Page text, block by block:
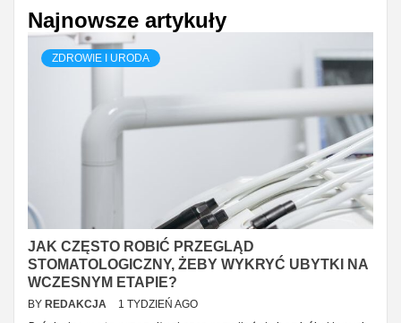
Najnowsze artykuły
ZDROWIE I URODA
JAK CZĘSTO ROBIĆ PRZEGLĄD
STOMATOLOGICZNY, ŻEBY WYKRYĆ UBYTKI NA
WCZESNYM ETAPIE?
BY REDAKCJA 1 TYDZIEŃ AGO